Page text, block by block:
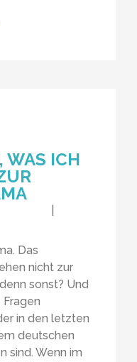
WAS ICH
Das
nicht zur
sonst? Und
in den letzten
deutschen
sind. Wenn im